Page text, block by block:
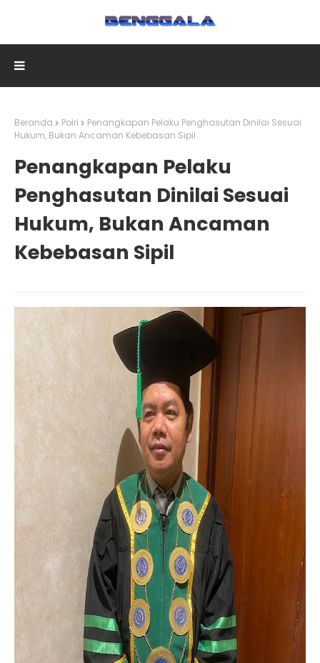
Beranda Polri
Penangkapan Pelaku Penghasutan Dinilai Sesuai
Hukum, Bukan Ancaman Kebebasan Sipil
Penangkapan Pelaku
Penghasutan Dinilai Sesuai
Hukum, Bukan Ancaman
Kebebasan Sipil